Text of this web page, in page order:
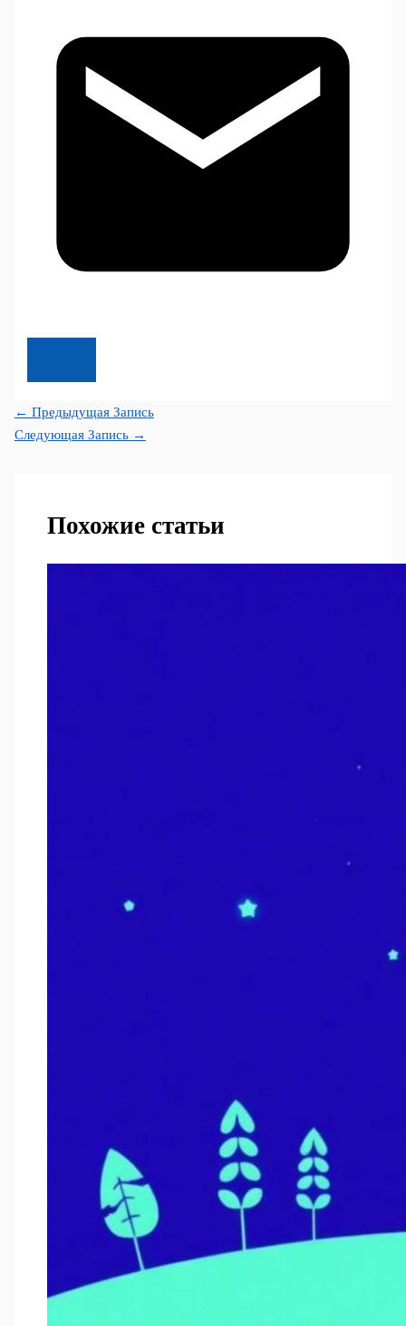
← Предыдущая Запись
Следующая Запись →
Похожие статьи